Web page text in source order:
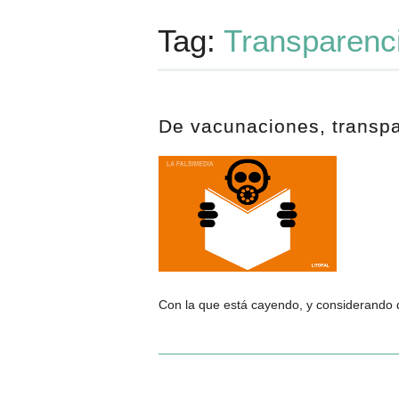
Tag:
De vacunaciones,
Con la que está cayendo, y